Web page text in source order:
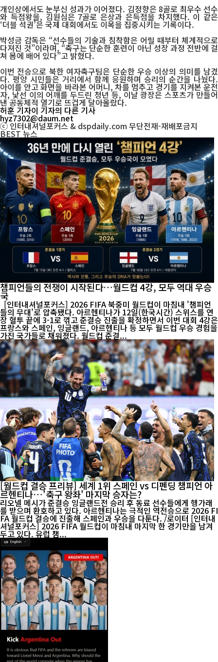
개인상에서도 눈부신 성과가 이어졌다. 김정향은 8골로 최우수 선수
와 득점왕을, 김원심은 7골로 은상과 은득점을 차지했다. 이 같은
‘더블 석권’은 국제 대회에서도 이목을 집중시키는 기록이다.
박성금 감독은 “선수들의 기술과 침착함은 어릴 때부터 체계적으로
다져진 것”이라며, “축구는 단순한 훈련이 아닌 성장 과정 전반에 걸
쳐 몸에 배어 있다”고 밝혔다.
이번 전승으로 북한 여자축구팀은 단순한 우승 이상의 의미를 남겼
다. 평양 시민들은 거리에서 함께 응원하며 승리의 순간을 나눴다.
아이를 안고 화면을 바라본 어머니, 차를 멈추고 경기를 지켜본 운전
자, 낯선 이의 어깨를 두드린 청년 등, 이날 광장은 스포츠가 만들어
낸 공동체적 열기로 뜨겁게 달아올랐다.
허훈 기자이 기자의 다른 기사
hyz7302@daum.net
ⓒ 인터내셔널포커스 & dspdaily.com 무단전재-재배포금지
BEST뉴스
챔피언들의 전쟁이 시작된다…월드컵 4강, 모두 역대 우승
국
[인터내셔널포커스] 2026 FIFA 북중미 월드컵이 마침내 '챔피언
들의 무대'로 압축됐다. 아르헨티나가 12일(한국시간) 스위스를 연
장 혈투 끝에 3-1로 꺾고 준결승 진출을 확정하면서 이번 대회 4강은
프랑스와 스페인, 잉글랜드, 아르헨티나 등 모두 월드컵 우승 경험을
가진 국가들로 채워졌다. 월드컵 준결...
[월드컵 결승 프리뷰] 세계 1위 스페인 vs 디펜딩 챔피언 아
르헨티나…'축구 왕좌' 마지막 승자는?
리오넬 메시가 준결승 잉글랜드전 승리 후 동료 선수들에게 헹가래
를 받으며 환호하고 있다. 아르헨티나는 극적인 역전승으로 2026 FI
FA 월드컵 결승에 진출해 스페인과 우승을 다툰다. /로이터 [인터내
셔널포커스] 2026 FIFA 월드컵이 마침내 마지막 한 경기만을 남겨
두고 있다. 유럽 챔...